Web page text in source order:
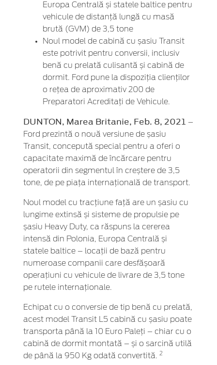
Europa Centrală și statele baltice pentru
vehicule de distanță lungă cu masă
brută (GVM) de 3,5 tone
Noul model de cabină cu șasiu Transit
este potrivit pentru conversii, inclusiv
benă cu prelată culisantă și cabină de
dormit. Ford pune la dispoziția clienților
o rețea de aproximativ 200 de
Preparatori Acreditați de Vehicule.
DUNTON, Marea Britanie, Feb. 8, 2021 –
Ford prezintă o nouă versiune de șasiu
Transit, concepută special pentru a oferi o
capacitate maximă de încărcare pentru
operatorii din segmentul în creștere de 3,5
tone, de pe piața internațională de transport.
Noul model cu tracțiune față are un șasiu cu
lungime extinsă și sisteme de propulsie pe
șasiu Heavy Duty, ca răspuns la cererea
intensă din Polonia, Europa Centrală și
statele baltice – locații de bază pentru
numeroase companii care desfășoară
operațiuni cu vehicule de livrare de 3,5 tone
pe rutele internaționale.
Echipat cu o conversie de tip benă cu prelată,
acest model Transit L5 cabină cu șasiu poate
transporta până la 10 Euro Paleți – chiar cu o
cabină de dormit montată – și o sarcină utilă
de până la 950 Kg odată convertită. 2